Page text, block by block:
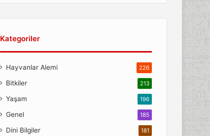
Kategoriler
Hayvanlar Alemi 226
Bitkiler 213
Yaşam 196
Genel 185
Dini Bilgiler 181